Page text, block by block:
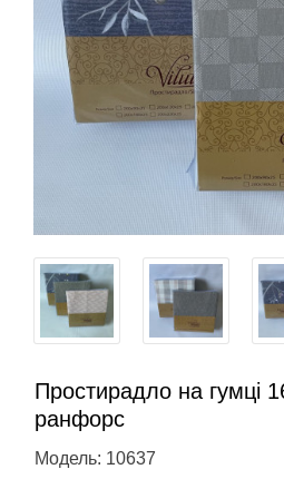
Простирадло на гумці
ранфорс
Модель: 10637